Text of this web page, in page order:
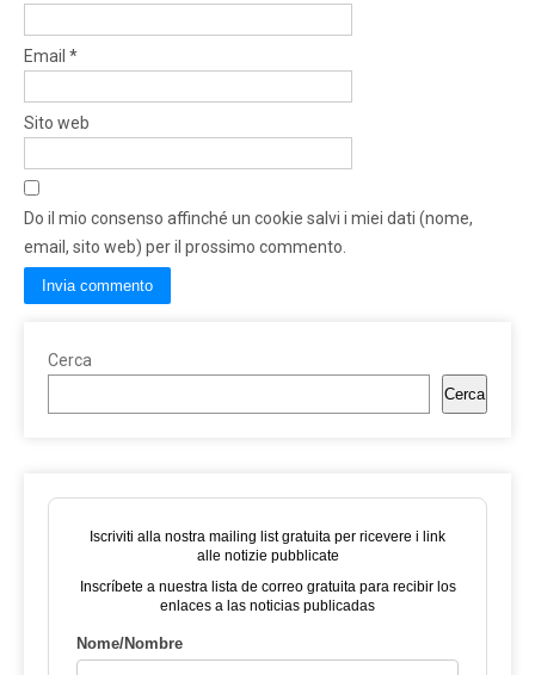
Email *
Sito web
Do il mio consenso affinché un cookie salvi i miei dati (nome,
email, sito web) per il prossimo commento.
Cerca
Cerca
Iscriviti alla nostra mailing list gratuita per ricevere i link
alle notizie pubblicate
Inscríbete a nuestra lista de correo gratuita para recibir los
enlaces a las noticias publicadas
Nome/Nombre